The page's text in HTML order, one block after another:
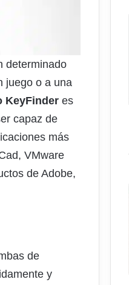
determinado
juego o a una
KeyFinder es
capaz de
más
VMware
de Adobe,
de
y